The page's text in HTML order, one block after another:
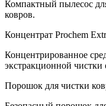
Компактный пылесос
ковров.
Концентрат Prochem
Концентрированное
экстракционной чистки
Порошок для чистки